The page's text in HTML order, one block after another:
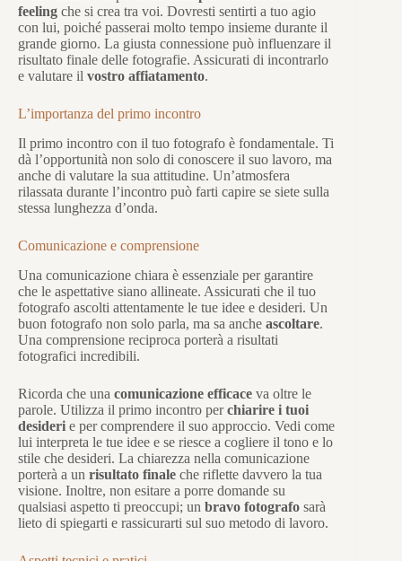
feeling che si crea tra voi. Dovresti sentirti a tuo agio
con lui, poiché passerai molto tempo insieme durante il
grande giorno. La giusta connessione può influenzare il
risultato finale delle fotografie. Assicurati di incontrarlo
e valutare il vostro affiatamento.
L’importanza del primo incontro
Il primo incontro con il tuo fotografo è fondamentale. Ti
dà l’opportunità non solo di conoscere il suo lavoro, ma
anche di valutare la sua attitudine. Un’atmosfera
rilassata durante l’incontro può farti capire se siete sulla
stessa lunghezza d’onda.
Comunicazione e comprensione
Una comunicazione chiara è essenziale per garantire
che le aspettative siano allineate. Assicurati che il tuo
fotografo ascolti attentamente le tue idee e desideri. Un
buon fotografo non solo parla, ma sa anche ascoltare.
Una comprensione reciproca porterà a risultati
fotografici incredibili.
Ricorda che una comunicazione efficace va oltre le
parole. Utilizza il primo incontro perchiarire i tuoi
desideri e per comprendere il suo approccio. Vedi come
lui interpreta le tue idee e se riesce a cogliere il tono e lo
stile che desideri. La chiarezza nella comunicazione
porterà a un risultato finale che riflette davvero la tua
visione. Inoltre, non esitare a porre domande su
qualsiasi aspetto ti preoccupi; un bravo fotografo sarà
lieto di spiegarti e rassicurarti sul suo metodo di lavoro.